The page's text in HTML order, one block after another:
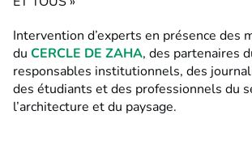
Intervention d’experts en présence des
du CERCLE DE ZAHA, des partenaires
responsables institutionnels, des
des étudiants et des professionnels du
l’architecture et du paysage.